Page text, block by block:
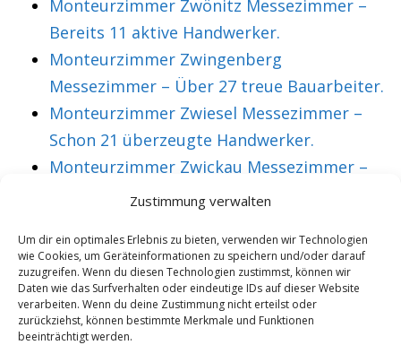
Zustimmung verwalten
Um dir ein optimales Erlebnis zu bieten, verwenden wir Technologien
wie Cookies, um Geräteinformationen zu speichern und/oder darauf
zuzugreifen. Wenn du diesen Technologien zustimmst, können wir
Daten wie das Surfverhalten oder eindeutige IDs auf dieser Website
verarbeiten. Wenn du deine Zustimmung nicht erteilst oder
zurückziehst, können bestimmte Merkmale und Funktionen
beeinträchtigt werden.
Monteurzimmer Zwönitz Messezimmer –
Bereits 11 aktive Handwerker.
Monteurzimmer Zwingenberg
Messezimmer – Über 27 treue Bauarbeiter.
Monteurzimmer Zwiesel Messezimmer –
Schon 21 überzeugte Handwerker.
Monteurzimmer Zwickau Messezimmer –
Über 36 treue Montagearbeiter.
VORHERIGER ARTIKEL
Monteurzimmer
Hofgeismar
NÄCHSTER ARTIKEL
Monteurzimmer
Hohen Neuendorf